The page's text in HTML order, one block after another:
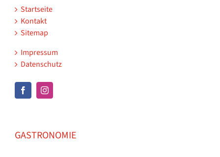
Startseite
Kontakt
Sitemap
Impressum
Datenschutz
GASTRONOMIE